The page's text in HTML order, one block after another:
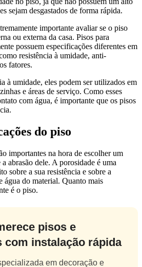
sejam desgastados de forma rápida.
importante avaliar se o piso
ou externa da casa. Pisos para
possuem especificações diferentes em
resistência à umidade, anti-
fatores.
à umidade, eles podem ser utilizados em
e áreas de serviço. Como esses
com água, é importante que os pisos
do piso
importantes na hora de escolher um
abrasão dele. A porosidade é uma
sobre a sua resistência e sobre a
água do material. Quanto mais
é o piso.
pisos e
com instalação rápida
em decoração e